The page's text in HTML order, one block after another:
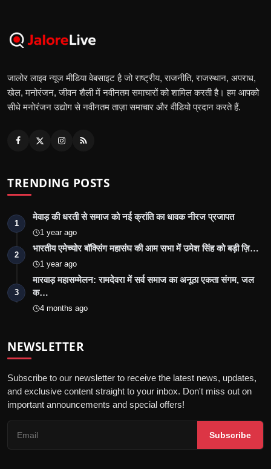
जालोर लाइव न्यूज मीडिया वेबसाइट है जो राष्ट्रीय, राजनीति, राजस्थान, अपराध,
खेल, मनोरंजन, जीवन शैली में नवीनतम समाचारों को शामिल करती है। हम आपको
सीधे मनोरंजन उद्योग से नवीनतम ताज़ा समाचार और वीडियो प्रदान करते हैं.
TRENDING POSTS
1
मेवाड़ की धरती से समाज को नई क्रांति का धावक नीरज प्रजापत
1 year ago
2
भारतीय एमेच्योर बॉक्सिंग महासंघ की आम सभा में उमेश सिंह को बड़ी ज़ि…
1 year ago
3
मारवाड़ महासम्मेलन: रामदेवरा में सर्व समाज का अनूठा एकता संगम, जल
क…
4 months ago
NEWSLETTER
Subscribe to our newsletter to receive the latest news, updates,
and exclusive content straight to your inbox. Don't miss out on
important announcements and special offers!
Subscribe